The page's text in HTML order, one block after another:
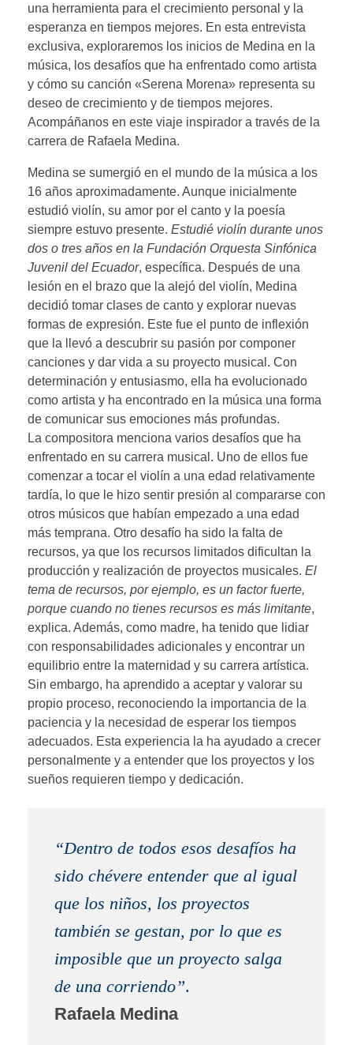
una herramienta para el crecimiento personal y la
esperanza en tiempos mejores. En esta entrevista
exclusiva, exploraremos los inicios de Medina en la
música, los desafíos que ha enfrentado como artista
y cómo su canción «Serena Morena» representa su
deseo de crecimiento y de tiempos mejores.
Acompáñanos en este viaje inspirador a través de la
carrera de Rafaela Medina.
Medina se sumergió en el mundo de la música a los
16 años aproximadamente. Aunque inicialmente
estudió violín, su amor por el canto y la poesía
siempre estuvo presente. Estudié violín durante unos
dos o tres años en la Fundación Orquesta Sinfónica
Juvenil del Ecuador, específica. Después de una
lesión en el brazo que la alejó del violín, Medina
decidió tomar clases de canto y explorar nuevas
formas de expresión. Este fue el punto de inflexión
que la llevó a descubrir su pasión por componer
canciones y dar vida a su proyecto musical. Con
determinación y entusiasmo, ella ha evolucionado
como artista y ha encontrado en la música una forma
de comunicar sus emociones más profundas.
La compositora menciona varios desafíos que ha
enfrentado en su carrera musical. Uno de ellos fue
comenzar a tocar el violín a una edad relativamente
tardía, lo que le hizo sentir presión al compararse con
otros músicos que habían empezado a una edad
más temprana. Otro desafío ha sido la falta de
recursos, ya que los recursos limitados dificultan la
producción y realización de proyectos musicales. El
tema de recursos, por ejemplo, es un factor fuerte,
porque cuando no tienes recursos es más limitante,
explica. Además, como madre, ha tenido que lidiar
con responsabilidades adicionales y encontrar un
equilibrio entre la maternidad y su carrera artística.
Sin embargo, ha aprendido a aceptar y valorar su
propio proceso, reconociendo la importancia de la
paciencia y la necesidad de esperar los tiempos
adecuados. Esta experiencia la ha ayudado a crecer
personalmente y a entender que los proyectos y los
sueños requieren tiempo y dedicación.
“Dentro de todos esos desafíos ha
sido chévere entender que al igual
que los niños, los proyectos
también se gestan, por lo que es
imposible que un proyecto salga
de una corriendo”.
Rafaela Medina